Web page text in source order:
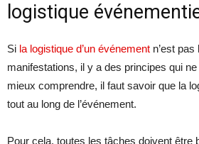
logistique
Si la logistique d’un événement n’est
manifestations, il y a des principes qui
mieux comprendre, il faut savoir que la
tout au long de l’événement.
Pour cela, toutes les tâches doivent être